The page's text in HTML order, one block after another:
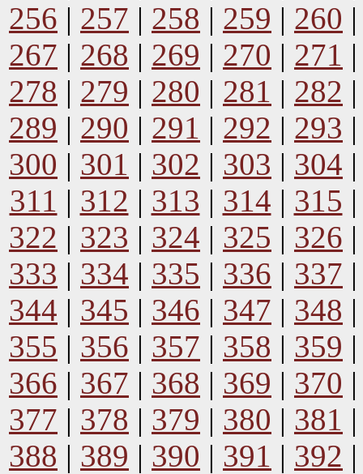
256 | 257 | 258 | 259 | 260
267 | 268 | 269 | 270 | 271
278 | 279 | 280 | 281 | 282
289 | 290 | 291 | 292 | 293
300 | 301 | 302 | 303 | 304
311 | 312 | 313 | 314 | 315
322 | 323 | 324 | 325 | 326
333 | 334 | 335 | 336 | 337
344 | 345 | 346 | 347 | 348
355 | 356 | 357 | 358 | 359
366 | 367 | 368 | 369 | 370
377 | 378 | 379 | 380 | 381
388 | 389 | 390 | 391 | 392